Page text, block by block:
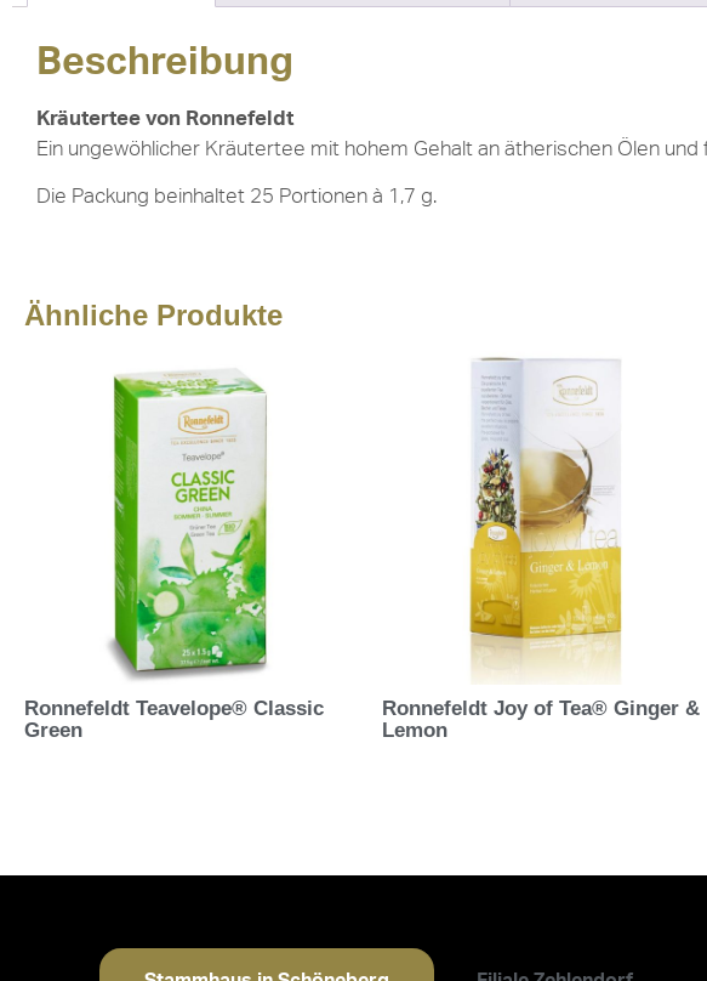
Beschreibung
Kräutertee von Ronnefeldt
Ein ungewöhlicher Kräutertee mit hohem Gehalt an ätherischen Ölen
Die Packung beinhaltet 25 Portionen à 1,7 g.
Ähnliche Produkte
Ronnefeldt Teavelope® Classic
Green
Ronnefeldt Joy of Tea® Ginger &
Lemon